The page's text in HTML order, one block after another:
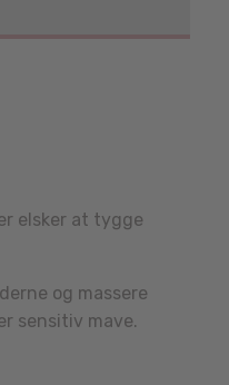
elsker at tygge
og massere
sensitiv mave.